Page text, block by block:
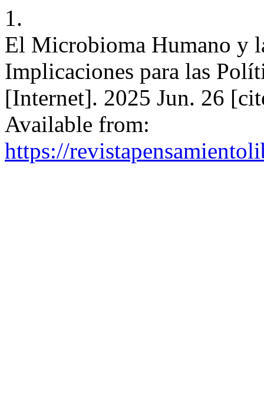
1.
El Microbioma Humano y
Implicaciones para las
[Internet]. 2025 Jun. 26
Available from:
https://